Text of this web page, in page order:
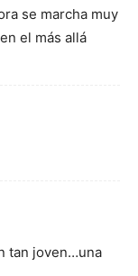
se marcha muy
el más allá
tan joven…una